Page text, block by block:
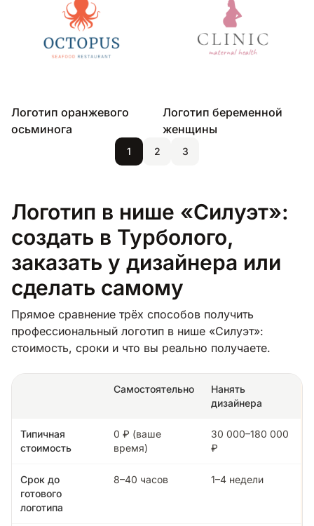
Логотип оранжевого
осьминога
Логотип беременной
женщины
1 2 3
Логотип в нише «Силуэт»:
создать в Турболого,
заказать у дизайнера или
сделать самому
Прямое сравнение трёх способов получить
профессиональный логотип в нише «Силуэт»:
стоимость, сроки и что вы реально получаете.
Самостоятельно
Нанять
дизайнера
Типичная
стоимость
0 ₽ (ваше
время)
30 000–180 000
₽
Срок до
готового
логотипа
8–40 часов 1–4 недели